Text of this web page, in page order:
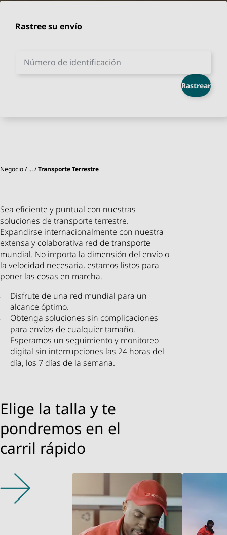
Rastree su envío
Número de identificación
Rastrear
Negocio … Transporte Terrestre
Sea eficiente y puntual con nuestras
soluciones de transporte terrestre.
Expandirse internacionalmente con nuestra
extensa y colaborativa red de transporte
mundial. No importa la dimensión del envío o
la velocidad necesaria, estamos listos para
poner las cosas en marcha.
Disfrute de una red mundial para un
alcance óptimo.
Obtenga soluciones sin complicaciones
para envíos de cualquier tamaño.
Esperamos un seguimiento y monitoreo
digital sin interrupciones las 24 horas del
día, los 7 días de la semana.
Elige la talla y te
pondremos en el
carril rápido